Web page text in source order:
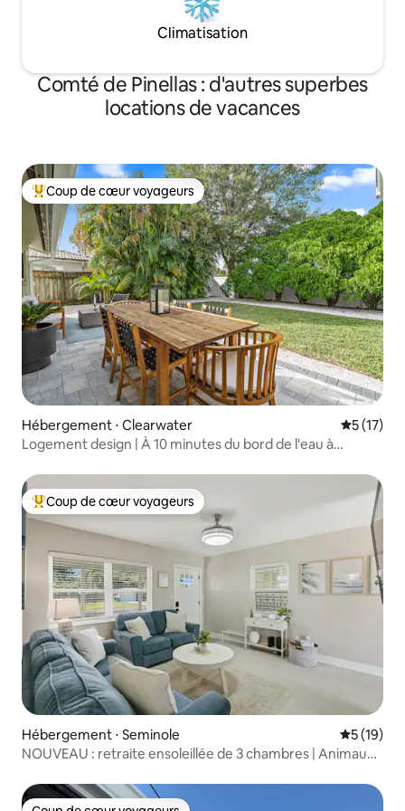
Climatisation
Comté de Pinellas : d'autres superbes
locations de vacances
Coups de cœur voyageurs les plus appréciés
Coup de cœur voyageurs
Hébergement ⋅ Clearwater
5 (17)
Logement design | À 10 minutes du bord de l'eau à
Coups de cœur voyageurs les plus appréciés
Coup de cœur voyageurs
Hébergement ⋅ Seminole
5 (19)
NOUVEAU : retraite ensoleillée de 3 chambres | Animaux